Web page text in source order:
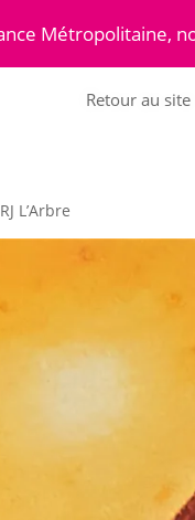
Métropolitaine,
Retour au site
L’Arbre